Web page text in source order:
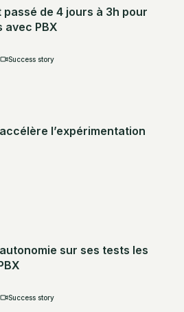
passé de 4 jours à 3h pour
avec PBX
Success story
l’expérimentation
sur ses tests les
Success story